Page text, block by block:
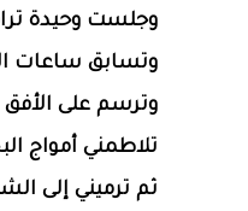
وجلست وحيدة
وتسابق ساعات
وترسم على الأفق
تلاطمني أمواج
ثم ترميني إلى